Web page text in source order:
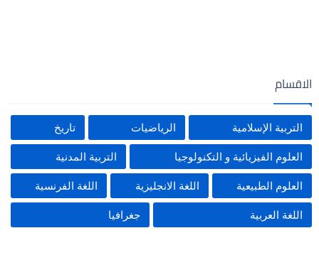
الاقسام
التربية الإسلامية الرياضيات تاريخ
العلوم الفيزيائية و التكنولوجيا التربية المدنية
العلوم الطبيعية اللغة الانجليزية اللغة الفرنسية
اللغة العربية جغرافيا